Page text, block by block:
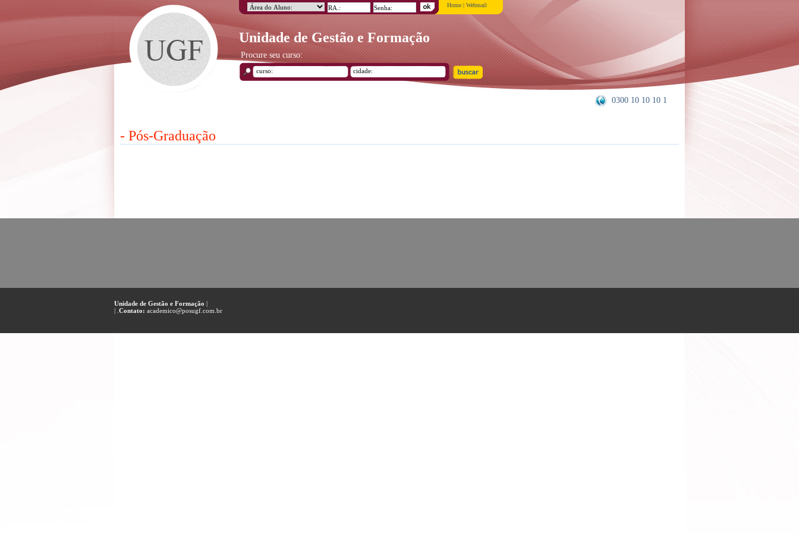
Unidade de Gestão e Formação
Home | Webmail
Procure seu curso:
0300 10 10 10 1
- Pós-Graduação
Unidade de Gestão e Formação |
| . Contato: academico@posugf.com.br